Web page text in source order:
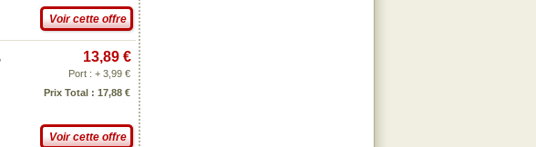
Voir cette offre
13,89 €
Port : + 3,99 €
Prix Total : 17,88 €
Voir cette offre